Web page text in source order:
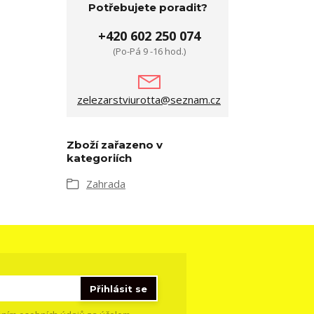
Potřebujete poradit?
+420 602 250 074
(Po-Pá 9 -16 hod.)
zelezarstviurotta@seznam.cz
Zboží zařazeno v
kategoriích
Zahrada
Přihlásit se